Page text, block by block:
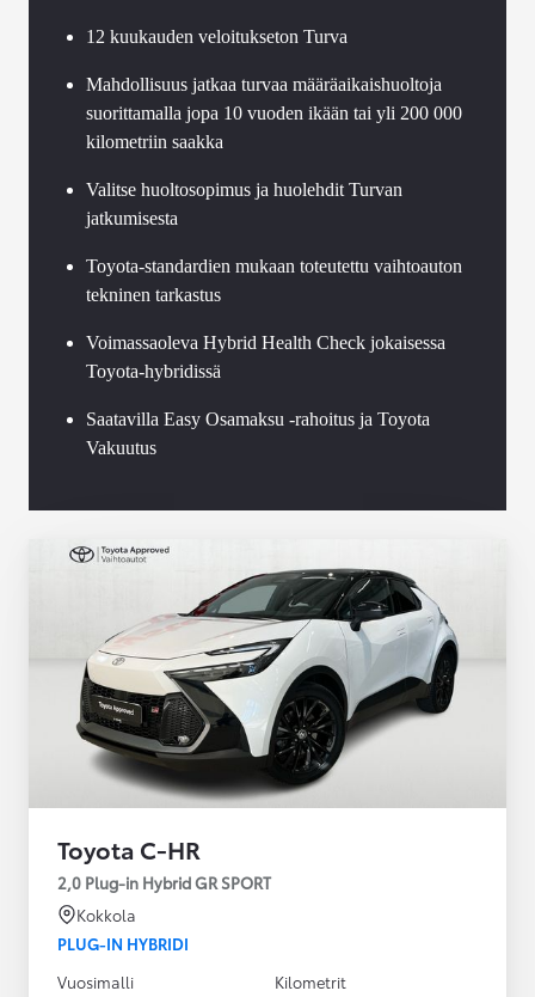
12 kuukauden veloitukseton Turva
Mahdollisuus jatkaa turvaa määräaikaishuoltoja
suorittamalla jopa 10 vuoden ikään tai yli 200 000
kilometriin saakka
Valitse huoltosopimus ja huolehdit Turvan
jatkumisesta
Toyota-standardien mukaan toteutettu vaihtoauton
tekninen tarkastus
Voimassaoleva Hybrid Health Check jokaisessa
Toyota-hybridissä
Saatavilla Easy Osamaksu -rahoitus ja Toyota
Vakuutus
Toyota C-HR
2,0 Plug-in Hybrid GR SPORT
Kokkola
PLUG-IN HYBRIDI
Vuosimalli
Kilometrit